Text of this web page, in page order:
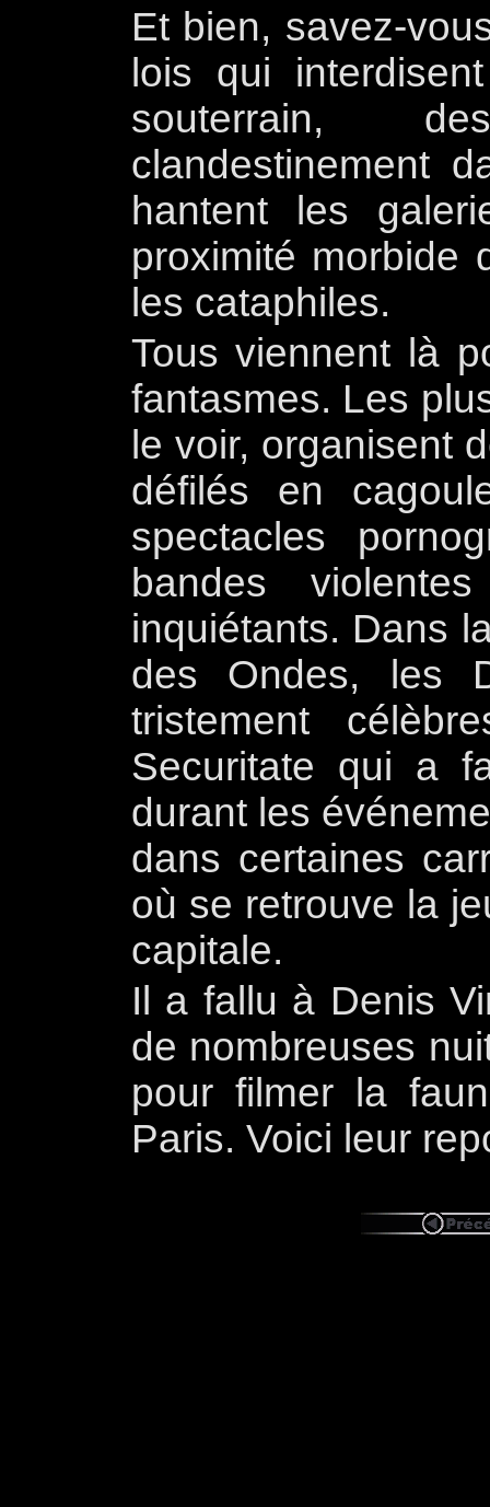
Et bien, savez-
lois qui
souterrain,
clandestinement
hantent les
proximité morbide
les cataphiles.
Tous viennent là
fantasmes. Les
le voir, organisent
défilés en
spectacles
bandes
inquiétants. Dans
des Ondes, les
tristement
Securitate qui a
durant les
dans certaines
où se retrouve la
capitale.
Il a fallu à Denis
de nombreuses
pour filmer la
Paris. Voici leur